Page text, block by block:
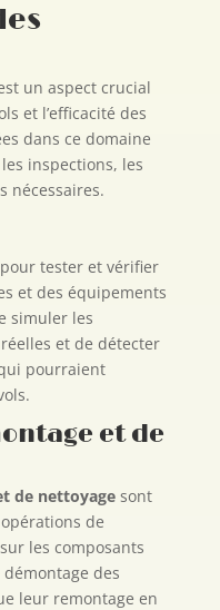
un aspect crucial
et l’efficacité des
dans ce domaine
inspections, les
nécessaires.
tester et vérifier
et des équipements
simuler les
et de détecter
pourraient
et de
de nettoyagesont
de
les composants
des
leur remontage en